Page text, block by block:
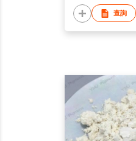
查詢